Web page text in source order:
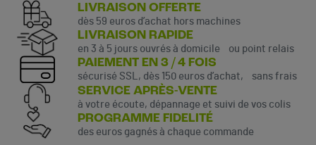
LIVRAISON OFFERTE
dès 59 euros d’achat hors machines
LIVRAISON RAPIDE
en 3 à 5 jours ouvrés à domicile ou point relais
PAIEMENT EN 3 / 4 FOIS
sécurisé SSL, dès 150 euros d’achat, sans frais
SERVICE APRÈS-VENTE
à votre écoute, dépannage et suivi de vos colis
PROGRAMME FIDELITÉ
des euros gagnés à chaque commande